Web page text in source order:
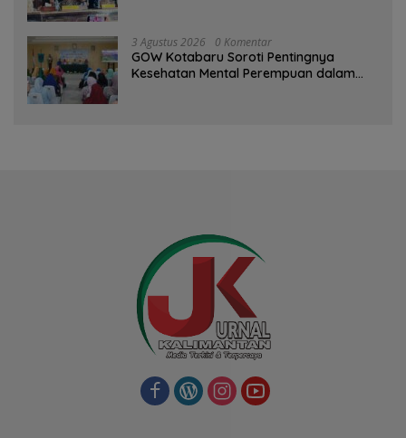
3 Agustus 2026 0 Komentar
GOW Kotabaru Soroti Pentingnya
Kesehatan Mental Perempuan dalam